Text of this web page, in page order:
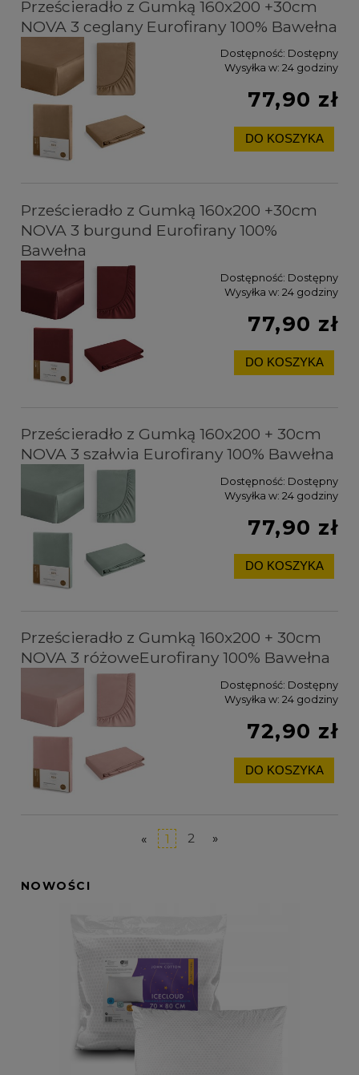
Prześcieradło z Gumką 160x200 +30cm
NOVA 3 ceglany Eurofirany 100% Bawełna
Dostępność: Dostępny
Wysyłka w: 24 godziny
77,90 zł
DO KOSZYKA
Prześcieradło z Gumką 160x200 +30cm
NOVA 3 burgund Eurofirany 100%
Bawełna
Dostępność: Dostępny
Wysyłka w: 24 godziny
77,90 zł
DO KOSZYKA
Prześcieradło z Gumką 160x200 + 30cm
NOVA 3 szałwia Eurofirany 100% Bawełna
Dostępność: Dostępny
Wysyłka w: 24 godziny
77,90 zł
DO KOSZYKA
Prześcieradło z Gumką 160x200 + 30cm
NOVA 3 różoweEurofirany 100% Bawełna
Dostępność: Dostępny
Wysyłka w: 24 godziny
72,90 zł
DO KOSZYKA
« 1 2 »
NOWOŚCI